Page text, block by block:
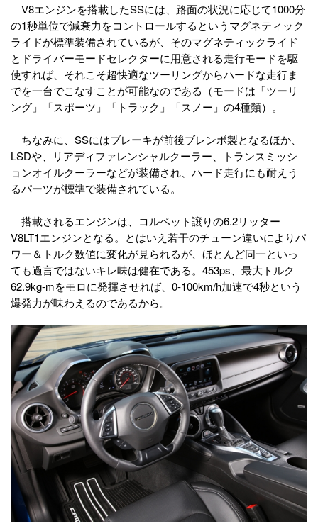
V8エンジンを搭載したSSには、路面の状況に応じて1000分
の1秒単位で減衰力をコントロールするというマグネティック
ライドが標準装備されているが、そのマグネティックライド
とドライバーモードセレクターに用意される走行モードを駆
使すれば、それこそ超快適なツーリングからハードな走行ま
でを一台でこなすことが可能なのである（モードは「ツーリ
ング」「スポーツ」「トラック」「スノー」の4種類）。
ちなみに、SSにはブレーキが前後ブレンボ製となるほか、
LSDや、リアディファレンシャルクーラー、トランスミッシ
ョンオイルクーラーなどが装備され、ハード走行にも耐えう
るパーツが標準で装備されている。
搭載されるエンジンは、コルベット譲りの6.2リッター
V8LT1エンジンとなる。とはいえ若干のチューン違いによりパ
ワー＆トルク数値に変化が見られるが、ほとんど同一といっ
ても過言ではないキレ味は健在である。453ps、最大トルク
62.9kg-mをモロに発揮させれば、0-100km/h加速で4秒という
爆発力が味わえるのであるから。